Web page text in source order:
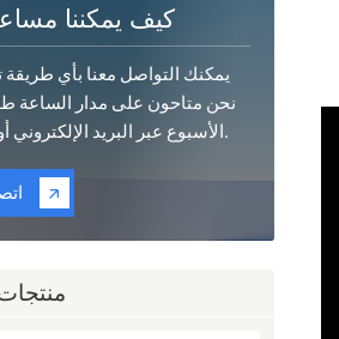
كيف يمكننا
يمكنك التواصل معنا بأي طريقة
نحن متاحون على مدار الساعة
الأسبوع عبر البريد الإلكتروني أو الهاتف.